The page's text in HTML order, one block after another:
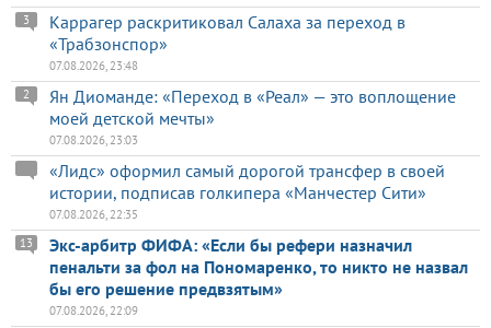
Каррагер раскритиковал Салаха за переход в
«Трабзонспор»
3
07.08.2026, 23:48
Ян Диоманде: «Переход в «Реал» — это воплощение
моей детской мечты»
2
07.08.2026, 23:03
«Лидс» оформил самый дорогой трансфер в своей
истории, подписав голкипера «Манчестер Сити»
07.08.2026, 22:35
Экс-арбитр ФИФА: «Если бы рефери назначил
пенальти за фол на Пономаренко, то никто не назвал
бы его решение предвзятым»
13
07.08.2026, 22:09